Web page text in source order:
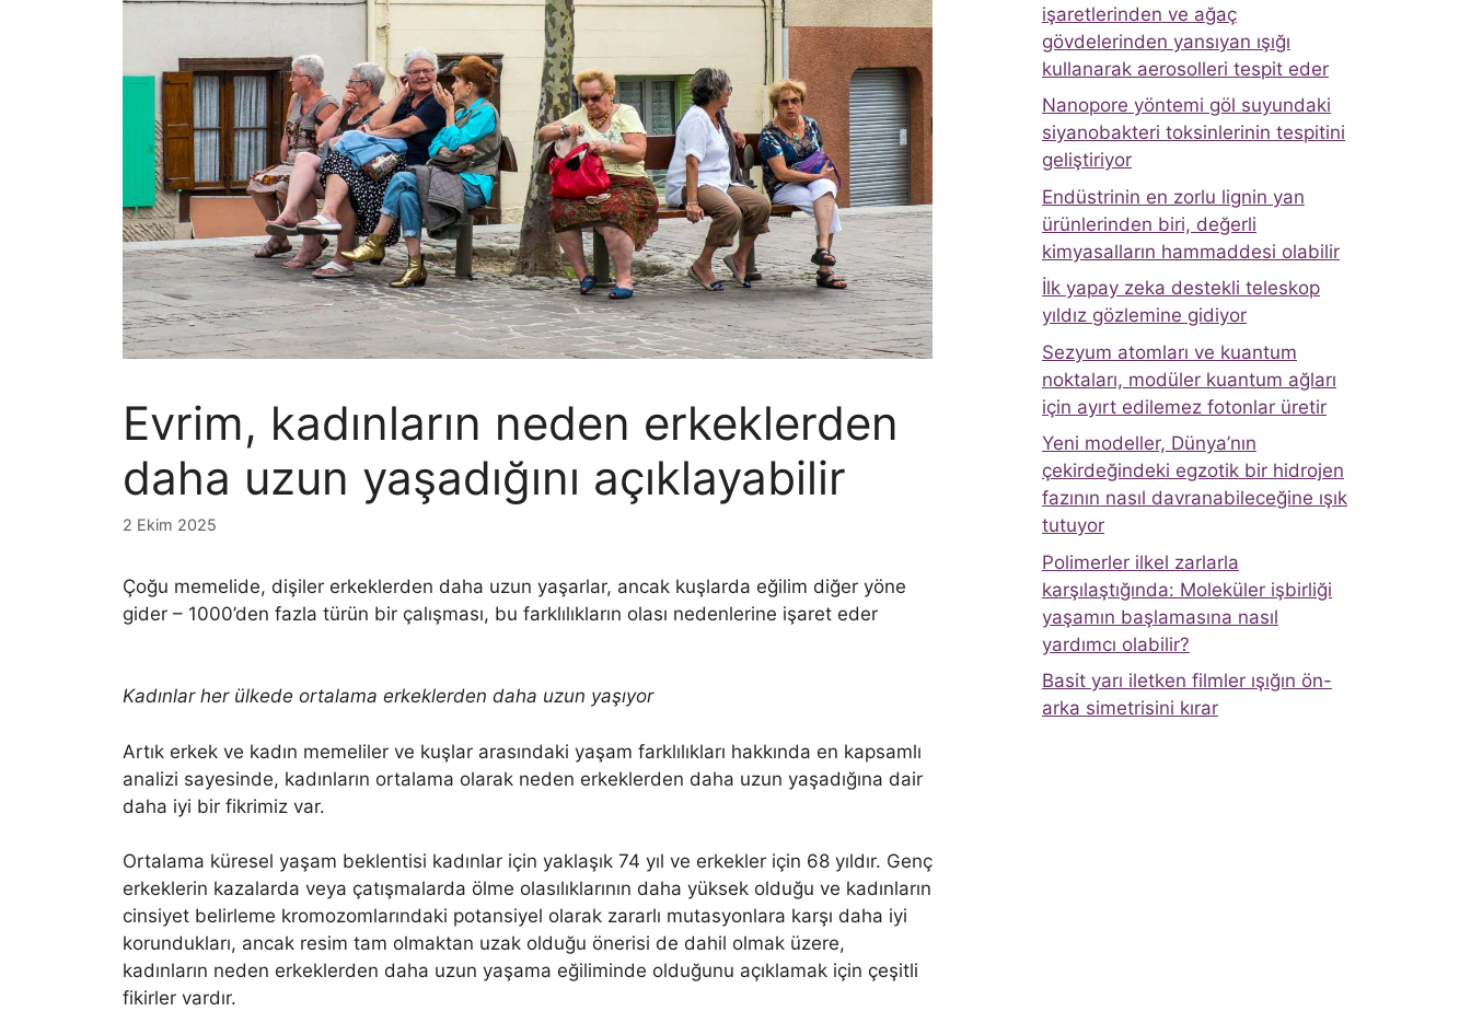
Evrim, kadınların neden erkeklerden
daha uzun yaşadığını açıklayabilir
2 Ekim 2025
Çoğu memelide, dişiler erkeklerden daha uzun yaşarlar, ancak kuşlarda eğilim diğer yöne
gider – 1000’den fazla türün bir çalışması, bu farklılıkların olası nedenlerine işaret eder
Kadınlar her ülkede ortalama erkeklerden daha uzun yaşıyor
Artık erkek ve kadın memeliler ve kuşlar arasındaki yaşam farklılıkları hakkında en kapsamlı
analizi sayesinde, kadınların ortalama olarak neden erkeklerden daha uzun yaşadığına dair
daha iyi bir fikrimiz var.
Ortalama küresel yaşam beklentisi kadınlar için yaklaşık 74 yıl ve erkekler için 68 yıldır. Genç
erkeklerin kazalarda veya çatışmalarda ölme olasılıklarının daha yüksek olduğu ve kadınların
cinsiyet belirleme kromozomlarındaki potansiyel olarak zararlı mutasyonlara karşı daha iyi
korundukları, ancak resim tam olmaktan uzak olduğu önerisi de dahil olmak üzere,
kadınların neden erkeklerden daha uzun yaşama eğiliminde olduğunu açıklamak için çeşitli
fikirler vardır.
işaretlerinden ve ağaç
gövdelerinden yansıyan ışığı
kullanarak aerosolleri tespit eder
Nanopore yöntemi göl suyundaki
siyanobakteri toksinlerinin tespitini
geliştiriyor
Endüstrinin en zorlu lignin yan
ürünlerinden biri, değerli
kimyasalların hammaddesi olabilir
İlk yapay zeka destekli teleskop
yıldız gözlemine gidiyor
Sezyum atomları ve kuantum
noktaları, modüler kuantum ağları
için ayırt edilemez fotonlar üretir
Yeni modeller, Dünya’nın
çekirdeğindeki egzotik bir hidrojen
fazının nasıl davranabileceğine ışık
tutuyor
Polimerler ilkel zarlarla
karşılaştığında: Moleküler işbirliği
yaşamın başlamasına nasıl
yardımcı olabilir?
Basit yarı iletken filmler ışığın ön-
arka simetrisini kırar